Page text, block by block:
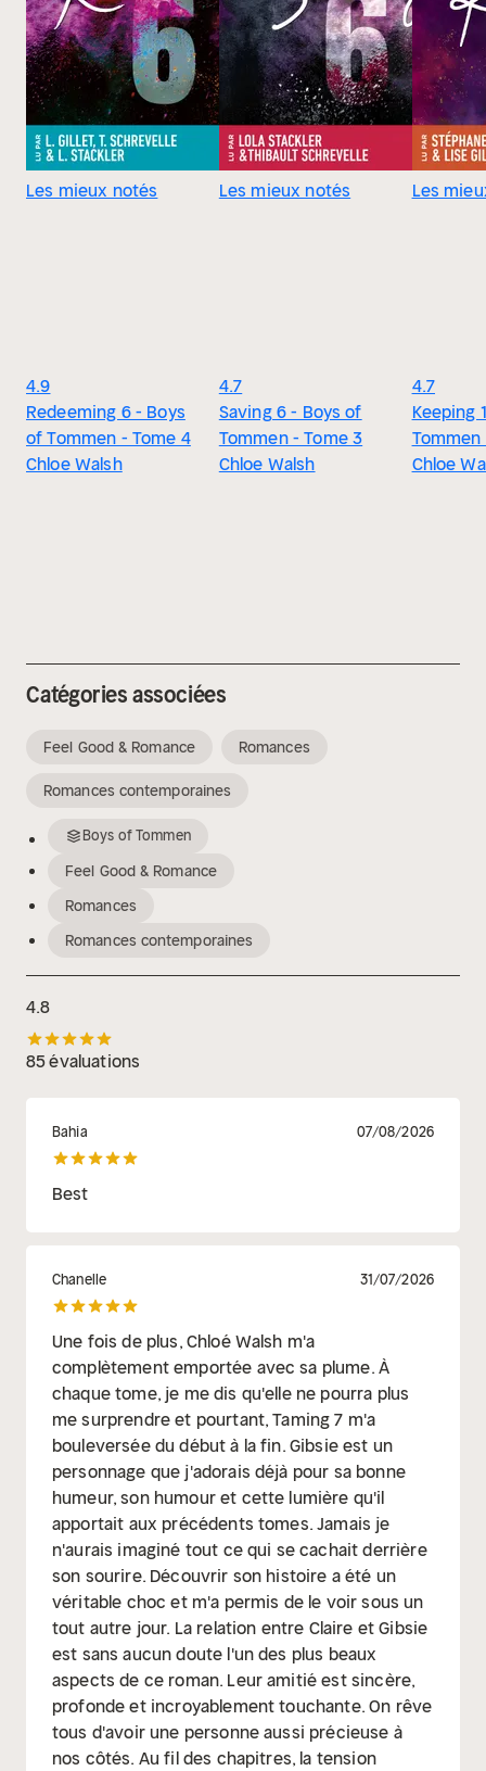
Les mieux notés
4.9
Redeeming 6 - Boys
of Tommen - Tome 4
Chloe Walsh
Les mieux notés
4.7
Saving 6 - Boys of
Tommen - Tome 3
Chloe Walsh
Les
4.7
Keeping
Tommen
Chloe
Catégories associées
Feel Good & Romance Romances
Romances contemporaines
Boys of Tommen
Feel Good & Romance
Romances
Romances contemporaines
4.8
85 évaluations
Bahia 07/08/2026
Best
Chanelle 31/07/2026
Une fois de plus, Chloé Walsh m'a
complètement emportée avec sa plume. À
chaque tome, je me dis qu'elle ne pourra plus
me surprendre et pourtant, Taming 7 m'a
bouleversée du début à la fin. Gibsie est un
personnage que j'adorais déjà pour sa bonne
humeur, son humour et cette lumière qu'il
apportait aux précédents tomes. Jamais je
n'aurais imaginé tout ce qui se cachait derrière
son sourire. Découvrir son histoire a été un
véritable choc et m'a permis de le voir sous un
tout autre jour. La relation entre Claire et Gibsie
est sans aucun doute l'un des plus beaux
aspects de ce roman. Leur amitié est sincère,
profonde et incroyablement touchante. On rêve
tous d'avoir une personne aussi précieuse à
nos côtés. Au fil des chapitres, la tension